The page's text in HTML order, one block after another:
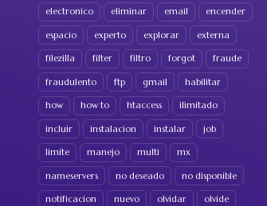
electronico eliminar email encender
espacio experto explorar externa
filezilla filter filtro forgot fraude
fraudulento ftp gmail habilitar
how how to htaccess ilimitado
incluir instalacion instalar job
limite manejo multi mx
nameservers no deseado no disponible
notificacion nuevo olvidar olvide